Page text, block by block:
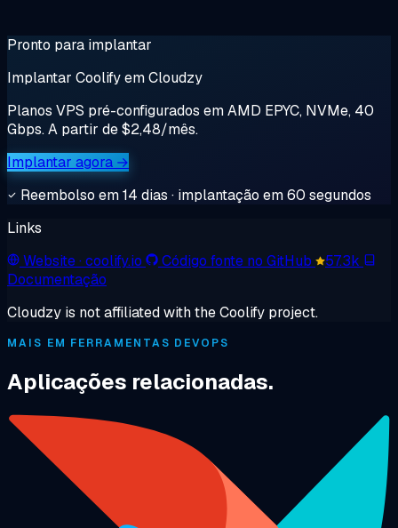
Pronto para implantar
Implantar Coolify em Cloudzy
Planos VPS pré-configurados em AMD EPYC, NVMe, 40
Gbps. A partir de $2,48/mês.
Implantar agora →
Reembolso em 14 dias · implantação em 60 segundos
Links
Website· coolify.io Código fonte no GitHub
57.3k
Documentação
Cloudzy is not affiliated with the Coolify project.
MAIS EM FERRAMENTAS DEVOPS
Aplicações relacionadas.